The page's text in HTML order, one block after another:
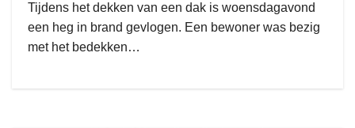
Tijdens het dekken van een dak is woensdagavond
een heg in brand gevlogen. Een bewoner was bezig
met het bedekken…